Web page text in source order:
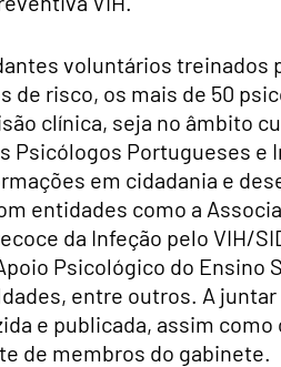
voluntários treinados
de risco, os mais de 50
clínica, seja no âmbito
Psicólogos Portugueses e
em cidadania e
entidades como a
da Infeção pelo VIH/
Psicológico do Ensino
entre outros. A
e publicada, assim
de membros do gabinete.